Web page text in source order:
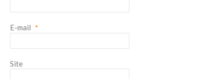
E-mail *
Site